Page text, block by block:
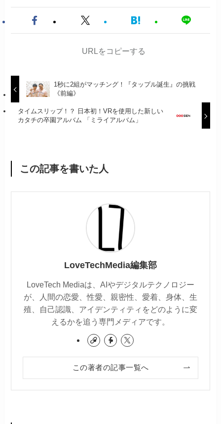
URLをコピーする
1秒に2組がマッチング！『タップル誕生』の挑戦
《前編》
タイムスリップ！？ 日本初！VRを使用した新しい
カタチの卒園アルバム 「ミライアルバム」
この記事を書いた人
LoveTechMedia編集部
LoveTech Mediaは、AIやデジタルテクノロジー
が、人間の恋愛、性愛、親密性、愛着、身体、生
殖、自己認識、アイデンティティをどのように変
えるかを追う専門メディアです。
この著者の記事一覧へ